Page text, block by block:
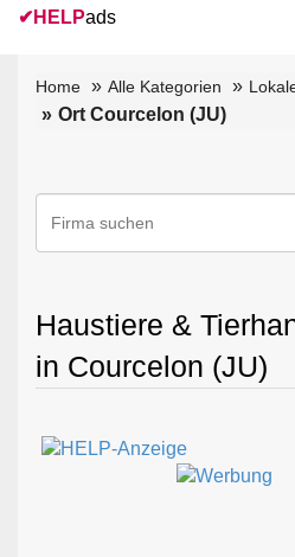
✔ HELPads
Home Alle Kategorien
Ort Courcelon (JU)
Haustiere &
in Courcelon (JU)